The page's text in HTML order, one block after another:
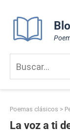
content
Poemas clásicos >
La voz a ti